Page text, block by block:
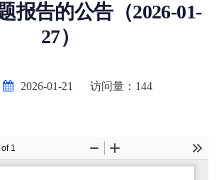
报告的公告（2026-01-
27）
2026-01-21 访问量： 144